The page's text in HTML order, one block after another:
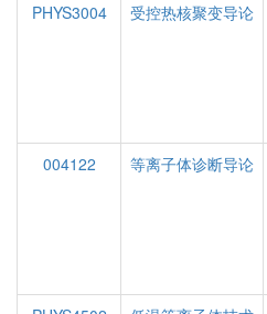
PHYS3004
受控热核聚变导论
004122
等离子体诊断导论